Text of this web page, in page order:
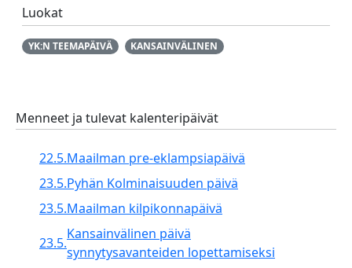
Luokat
YK:N TEEMAPÄIVÄ KANSAINVÄLINEN
Menneet ja tulevat kalenteripäivät
22.5.Maailman pre-eklampsiapäivä
23.5.Pyhän Kolminaisuuden päivä
23.5.Maailman kilpikonnapäivä
23.5.
Kansainvälinen päivä
synnytysavanteiden lopettamiseksi